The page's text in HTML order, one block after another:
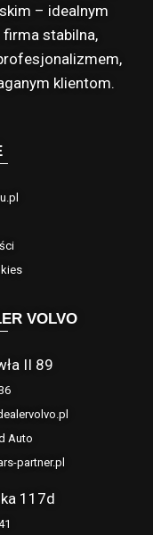
– idealnym
stabilna,
klientom.
VOLVO
II 89
Auto
partner.pl
117d